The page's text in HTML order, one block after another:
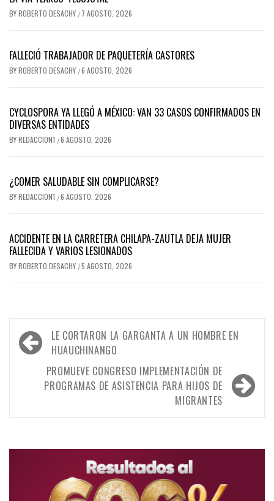
BYROBERTO DESACHY / 7 AGOSTO, 2026
FALLECIÓ TRABAJADOR DE PAQUETERÍA CASTORES
BYROBERTO DESACHY /6 AGOSTO, 2026
CYCLOSPORA YA LLEGÓ A MÉXICO: VAN 33 CASOS CONFIRMADOS EN
DIVERSAS ENTIDADES
BYREDACCION1 /6 AGOSTO, 2026
¿COMER SALUDABLE SIN COMPLICARSE?
BYREDACCION1 /6 AGOSTO, 2026
ACCIDENTE EN LA CARRETERA CHILAPA-ZAUTLA DEJA MUJER
FALLECIDA Y VARIOS LESIONADOS
BYROBERTO DESACHY /5 AGOSTO, 2026
Navegación
de
entradas
LE CORTARON LA GARGANTA A UN HOMBRE EN
HUAUCHINANGO
PROMUEVE CONGRESO IMPLEMENTACIÓN DE
PROGRAMAS DE ASISTENCIA PARA HIJOS DE
MIGRANTES